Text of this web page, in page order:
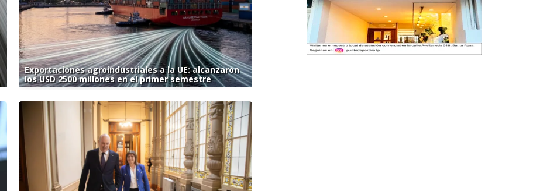
Exportaciones agroindustriales a la UE: alcanzaron
los USD 2500 millones en el primer semestre